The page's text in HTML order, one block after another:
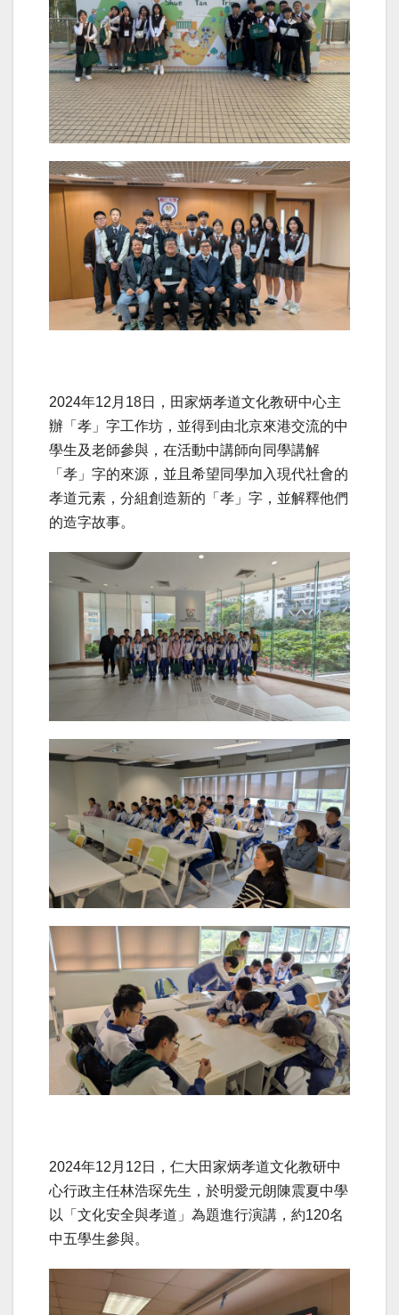
2024年12月18日，田家炳孝道文化教研中心主
辦「孝」字工作坊，並得到由北京來港交流的中
學生及老師參與，在活動中講師向同學講解
「孝」字的來源，並且希望同學加入現代社會的
孝道元素，分組創造新的「孝」字，並解釋他們
的造字故事。
2024年12月12日，仁大田家炳孝道文化教研中
心行政主任林浩琛先生，於明愛元朗陳震夏中學
以「文化安全與孝道」為題進行演講，約120名
中五學生參與。